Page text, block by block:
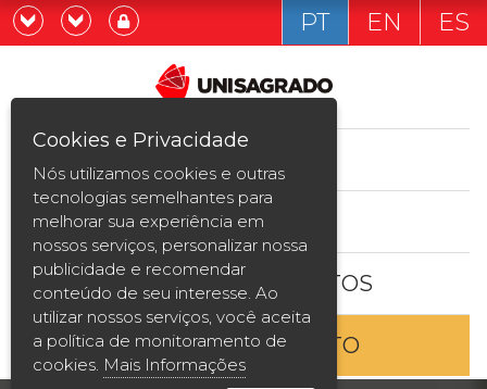
Graduação
Pós-graduação e MBA
Curta Duração
Vestibular
2ª Graduação
Já sou estudande
Quero ser estudante
PT EN ES
ESTUDE AQUI
BOLSAS E DESCONTOS
ENTRE EM CONTATO
Cookies e Privacidade
Nós utilizamos cookies e outras
tecnologias semelhantes para
melhorar sua experiência em
nossos serviços, personalizar nossa
publicidade e recomendar
conteúdo de seu interesse. Ao
utilizar nossos serviços, você aceita
a política de monitoramento de
cookies. Mais Informações